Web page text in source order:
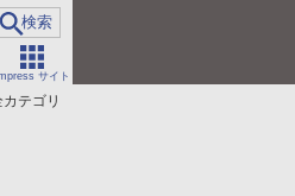
サイト
カテゴリ